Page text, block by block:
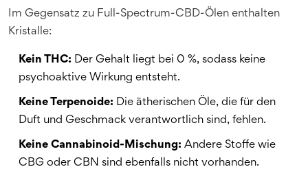
Im Gegensatz zu Full-Spectrum-CBD-Ölen enthalten
Kristalle:
Kein THC: Der Gehalt liegt bei 0 %, sodass keine
psychoaktive Wirkung entsteht.
Keine Terpenoide: Die ätherischen Öle, die für den
Duft und Geschmack verantwortlich sind, fehlen.
Keine Cannabinoid-Mischung: Andere Stoffe wie
CBG oder CBN sind ebenfalls nicht vorhanden.